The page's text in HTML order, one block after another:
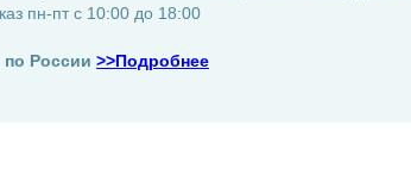
пн-пт с 10:00 до 18:00
по России >>Подробнее